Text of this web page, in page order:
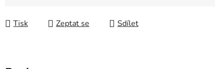
Tisk
Zeptat se Sdílet